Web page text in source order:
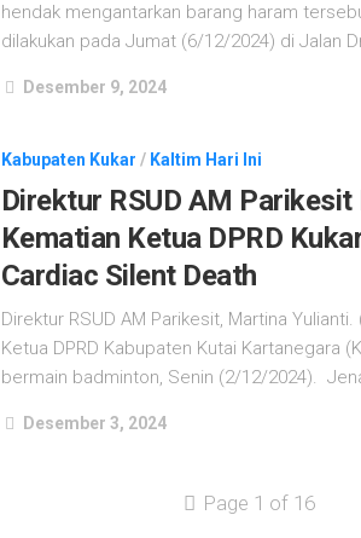
hendak mengantarkan barang haram
dilakukan pada Jumat (6/12/2024) di Jalan
Desember 9, 2024
Kabupaten Kukar / Kaltim Hari Ini
Direktur RSUD AM Parikesit
Kematian Ketua DPRD
Cardiac Silent Death
Direktur RSUD AM Parikesit, Martina
Ketua DPRD Kabupaten Kutai Kartanegara
bermain badminton, Senin (2/12/2024).
Desember 3, 2024
Page 1 of 16